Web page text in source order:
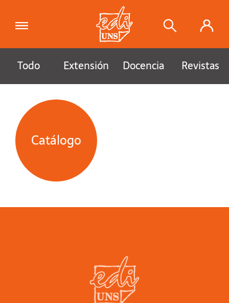
Todo Extensión Docencia Revistas
Catálogo